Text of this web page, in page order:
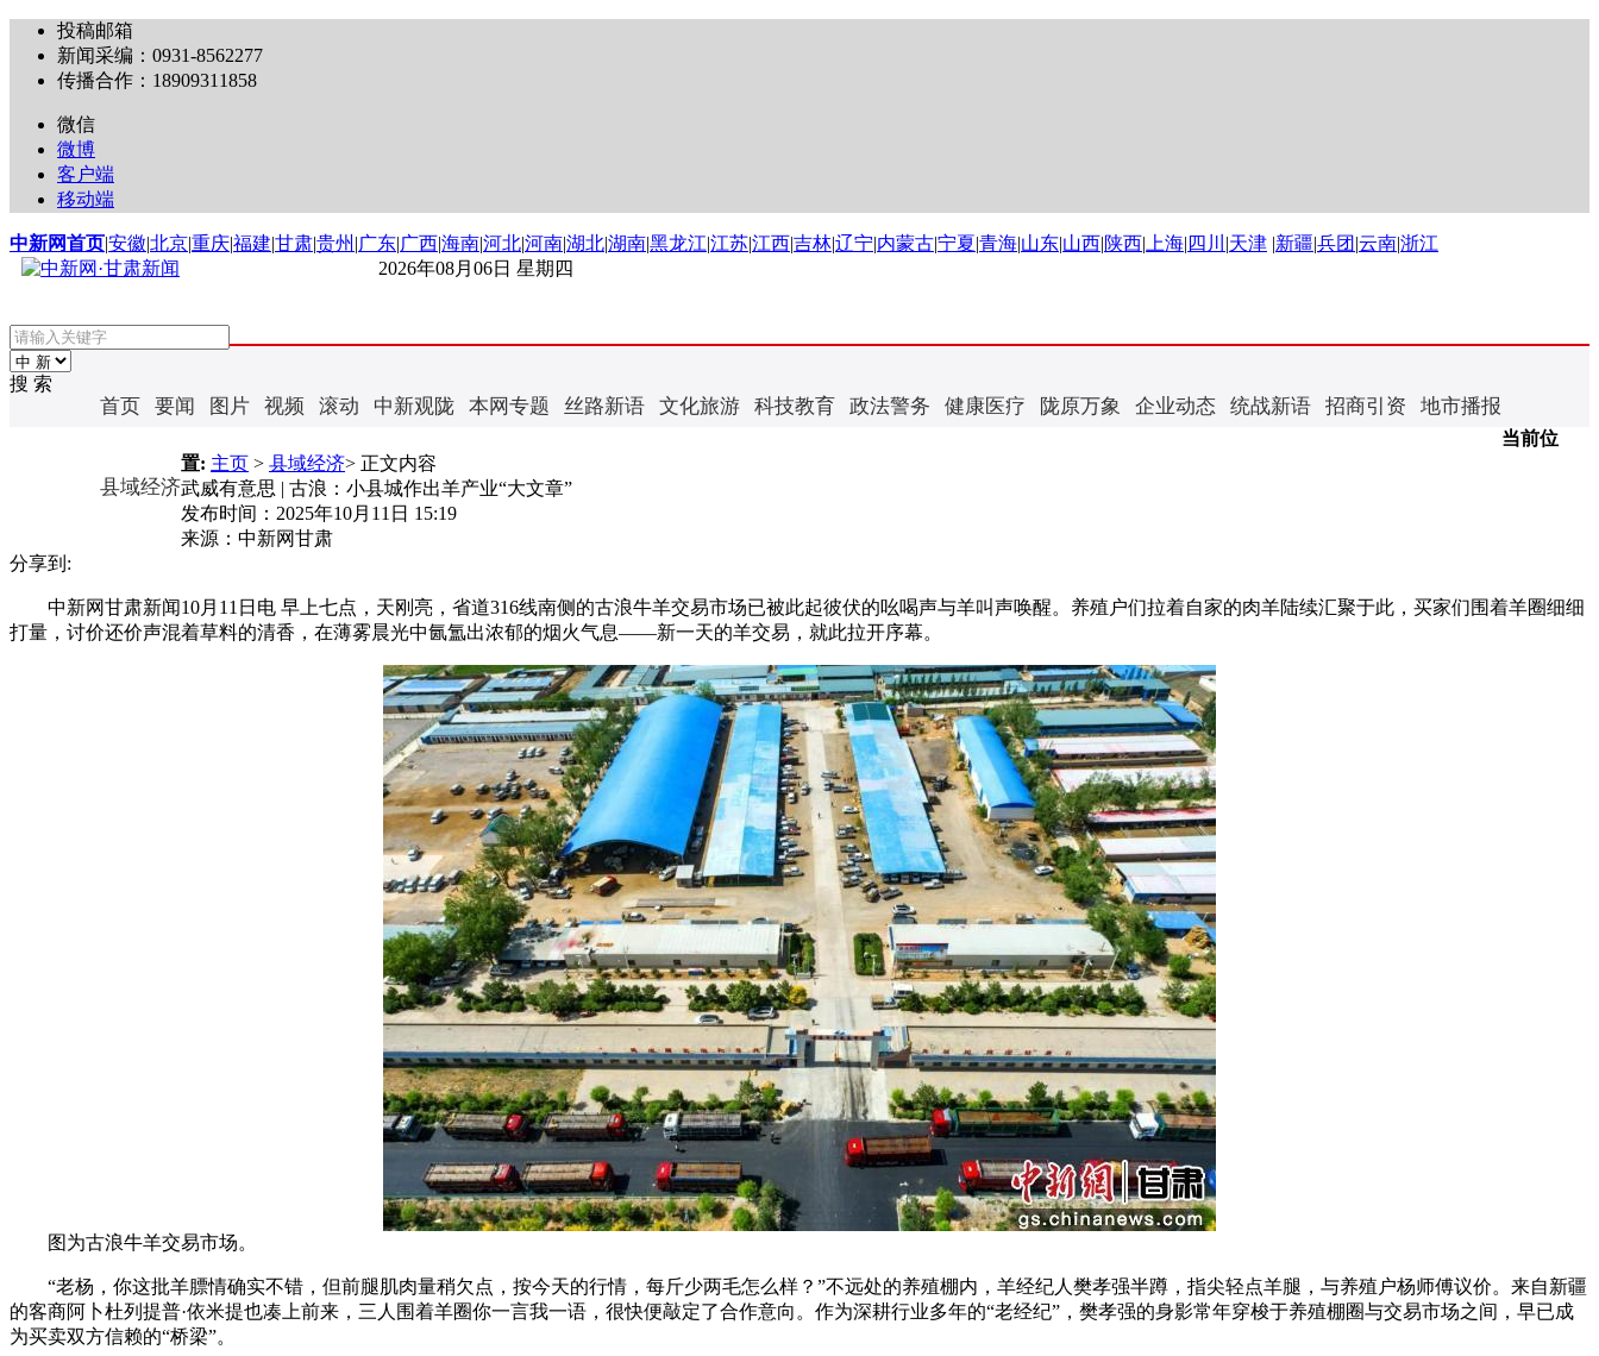
投稿邮箱
新闻采编：0931-8562277
传播合作：18909311858
微信
微博
客户端
移动端
中新网首页|安徽|北京|重庆|福建|甘肃|贵州 |广东|广西|海南|河北|河南|湖北|湖南|黑龙江|江苏|江西|吉林|辽宁|内蒙古|宁夏|青海|山东|山西|陕西| 上海| 四川 |天津 |新疆|兵团 |云南|浙江
2026年08月06日 星期四
搜 索
首页 要闻 图片 视频 滚动 中新观陇 本网专题 丝路新语 文化旅游 科技教育 政法警务 健康医疗 陇原万象 企业动态 统战新语 招商引资 地市播报
县域经济
当前位
置: 主页 > 县域经济> 正文内容
武威有意思 | 古浪：小县城作出羊产业“大文章”
发布时间： 2025年10月11日 15:19
来源： 中新网甘肃
分享到:
中新网甘肃新闻10月11日电 早上七点，天刚亮，省道316线南侧的古浪牛羊交易市场已被此起彼伏的吆喝声与羊叫声唤醒。养殖户们拉着自家的肉羊陆续汇聚于此，买家们围着羊圈细细
打量，讨价还价声混着草料的清香，在薄雾晨光中氤氲出浓郁的烟火气息——新一天的羊交易，就此拉开序幕。
图为古浪牛羊交易市场。
“老杨，你这批羊膘情确实不错，但前腿肌肉量稍欠点，按今天的行情，每斤少两毛怎么样？”不远处的养殖棚内，羊经纪人樊孝强半蹲，指尖轻点羊腿，与养殖户杨师傅议价。来自新疆
的客商阿卜杜列提普·依米提也凑上前来，三人围着羊圈你一言我一语，很快便敲定了合作意向。作为深耕行业多年的“老经纪”，樊孝强的身影常年穿梭于养殖棚圈与交易市场之间，早已成
为买卖双方信赖的“桥梁”。